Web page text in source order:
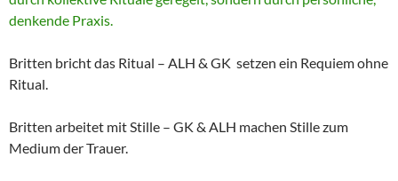
denkende Praxis.
Britten bricht das Ritual – ALH & GK setzen ein Requiem ohne
Ritual.
Britten arbeitet mit Stille – GK & ALH machen Stille zum
Medium der Trauer.